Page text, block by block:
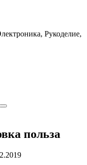
Рукоделие,
польза